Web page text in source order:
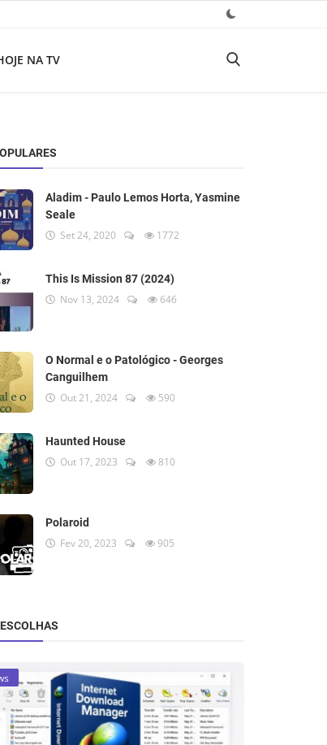
NA TV
Aladim - Paulo Lemos Horta, Yasmine
Seale
Set 24, 2020 1772
This Is Mission 87 (2024)
Nov 13, 2024 646
O Normal e o Patológico - Georges
Canguilhem
Out 21, 2024 590
Haunted House
Out 17, 2023 810
Polaroid
Fev 20, 2023 905